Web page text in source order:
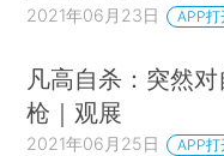
2021年06月23日 APP打
凡高自杀：突然
枪｜观展
2021年06月25日 APP打